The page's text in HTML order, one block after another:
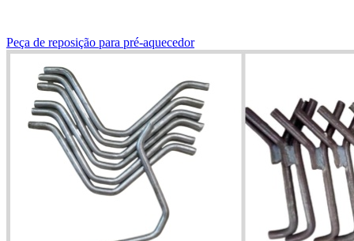
Peça de reposição para pré-aquecedor